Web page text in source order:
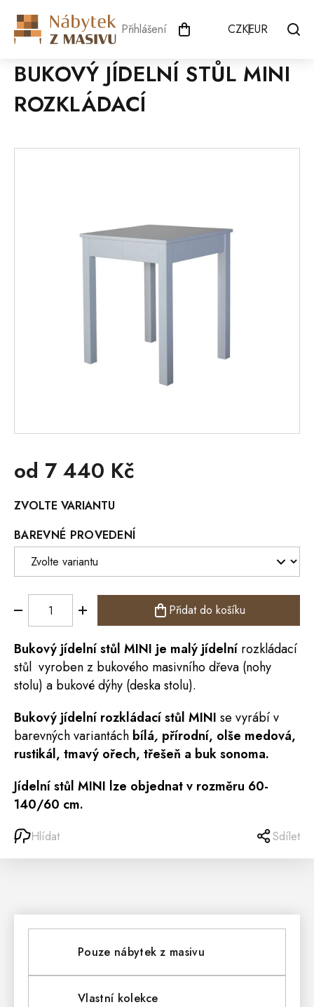
obsah
Přihlášení CZKEUR
BUKOVÝ JÍDELNÍ STŮL MINI
ROZKLÁDACÍ
od 7 440 Kč
cena:
ZVOLTE VARIANTU
BAREVNÉ PROVEDENÍ
Přidat do košíku
Bukový jídelnístůl MINI je malý jídelní rozkládací
stůl vyroben z bukového masivního dřeva (nohy
stolu) a bukové dýhy (deska stolu).
Bukový jídelní rozkládací stůl MINI se vyrábí v
barevných variantách bílá, přírodní, olše medová,
rustikál, tmavý ořech, třešeň a buk sonoma.
Jídelní stůl MINI lze objednat v rozměru 60-
140/60 cm.
Hlídat Sdílet
Pouze nábytek z masivu
Vlastní kolekce